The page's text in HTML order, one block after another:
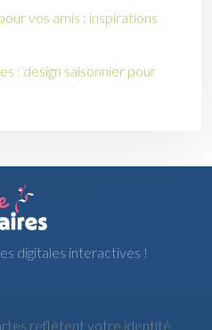
vos amis : inspirations
: design saisonnier pour
digitales interactives !
reflètent votre identité